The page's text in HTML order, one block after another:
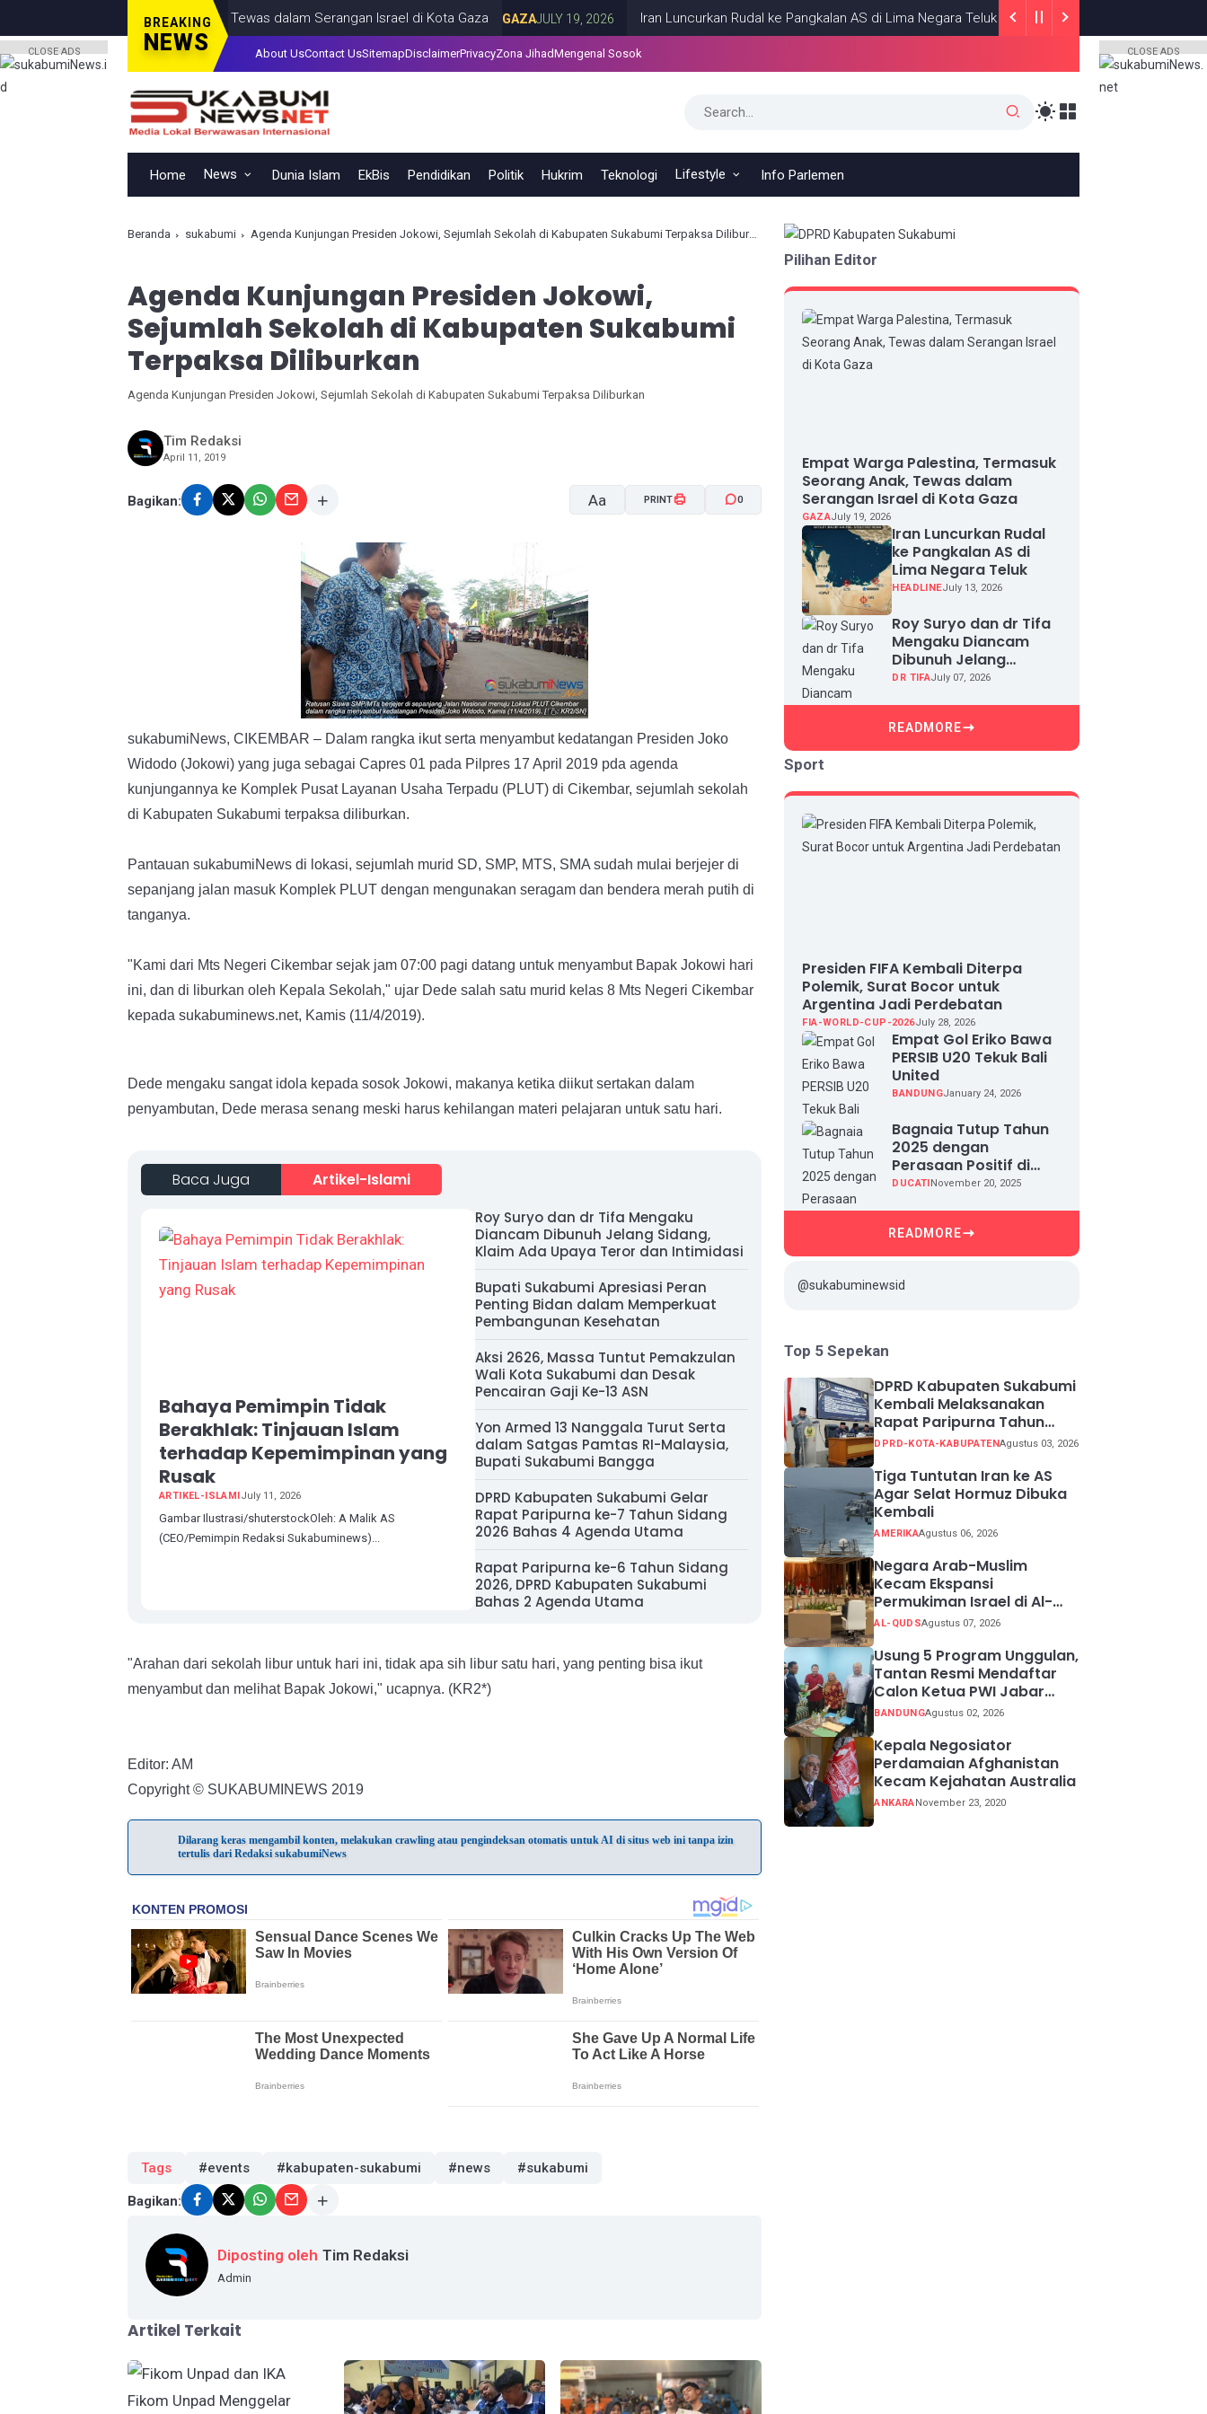
BREAKING
NEWS
Termasuk Seorang Anak, Tewas dalam Serangan Israel di Kota Gaza GAZA JULY 19, 2026 Iran Luncurkan Rudal ke Pangkalan AS di Lima Negara Teluk HEADLINE JULY 13, 2026
About UsContact UsSitemapDisclaimerPrivacyZona JihadMengenal Sosok
Home News Dunia Islam EkBis Pendidikan Politik Hukrim Teknologi Lifestyle Info Parlemen
Beranda sukabumi Agenda Kunjungan Presiden Jokowi, Sejumlah Sekolah di Kabupaten Sukabumi Terpaksa Diliburkan
Agenda Kunjungan Presiden Jokowi,
Sejumlah Sekolah di Kabupaten Sukabumi
Terpaksa Diliburkan
Agenda Kunjungan Presiden Jokowi, Sejumlah Sekolah di Kabupaten Sukabumi Terpaksa Diliburkan
Tim Redaksi
April 11, 2019
Bagikan: Aa PRINT 0
sukabumiNews, CIKEMBAR – Dalam rangka ikut serta menyambut kedatangan Presiden Joko
Widodo (Jokowi) yang juga sebagai Capres 01 pada Pilpres 17 April 2019 pda agenda
kunjungannya ke Komplek Pusat Layanan Usaha Terpadu (PLUT) di Cikembar, sejumlah sekolah
di Kabupaten Sukabumi terpaksa diliburkan.
Pantauan sukabumiNews di lokasi, sejumlah murid SD, SMP, MTS, SMA sudah mulai berjejer di
sepanjang jalan masuk Komplek PLUT dengan mengunakan seragam dan bendera merah putih di
tanganya.
"Kami dari Mts Negeri Cikembar sejak jam 07:00 pagi datang untuk menyambut Bapak Jokowi hari
ini, dan di liburkan oleh Kepala Sekolah," ujar Dede salah satu murid kelas 8 Mts Negeri Cikembar
kepada sukabuminews.net, Kamis (11/4/2019).
Dede mengaku sangat idola kepada sosok Jokowi, makanya ketika diikut sertakan dalam
penyambutan, Dede merasa senang meski harus kehilangan materi pelajaran untuk satu hari.
Baca Juga Artikel-Islami
Bahaya Pemimpin Tidak
Berakhlak: Tinjauan Islam
terhadap Kepemimpinan yang
Rusak
ARTIKEL-ISLAMIJuly 11, 2026
Gambar Ilustrasi/shuterstockOleh: A Malik AS
(CEO/Pemimpin Redaksi Sukabuminews)...
Roy Suryo dan dr Tifa Mengaku
Diancam Dibunuh Jelang Sidang,
Klaim Ada Upaya Teror dan Intimidasi
Bupati Sukabumi Apresiasi Peran
Penting Bidan dalam Memperkuat
Pembangunan Kesehatan
Aksi 2626, Massa Tuntut Pemakzulan
Wali Kota Sukabumi dan Desak
Pencairan Gaji Ke-13 ASN
Yon Armed 13 Nanggala Turut Serta
dalam Satgas Pamtas RI-Malaysia,
Bupati Sukabumi Bangga
DPRD Kabupaten Sukabumi Gelar
Rapat Paripurna ke-7 Tahun Sidang
2026 Bahas 4 Agenda Utama
Rapat Paripurna ke-6 Tahun Sidang
2026, DPRD Kabupaten Sukabumi
Bahas 2 Agenda Utama
"Arahan dari sekolah libur untuk hari ini, tidak apa sih libur satu hari, yang penting bisa ikut
menyambut dan melihat Bapak Jokowi," ucapnya. (KR2*)
Editor: AM
Copyright © SUKABUMINEWS 2019
Dilarang keras mengambil konten, melakukan crawling atau pengindeksan otomatis untuk AI di situs web ini tanpa izin
tertulis dari Redaksi sukabumiNews
Tags #events #kabupaten-sukabumi #news #sukabumi
Bagikan:
Diposting oleh Tim Redaksi
Admin
Artikel Terkait
Pilihan Editor
Empat Warga Palestina, Termasuk
Seorang Anak, Tewas dalam
Serangan Israel di Kota Gaza
GAZAJuly 19, 2026
Iran Luncurkan Rudal
ke Pangkalan AS di
Lima Negara Teluk
HEADLINEJuly 13, 2026
Roy Suryo dan dr Tifa
Mengaku Diancam
Dibunuh Jelang
Sidang, Klaim Ada
DR TIFAJuly 07, 2026
READMORE
Sport
Presiden FIFA Kembali Diterpa
Polemik, Surat Bocor untuk
Argentina Jadi Perdebatan
FIA-WORLD-CUP-2026July 28, 2026
Empat Gol Eriko Bawa
PERSIB U20 Tekuk Bali
United
BANDUNGJanuary 24, 2026
Bagnaia Tutup Tahun
2025 dengan
Perasaan Positif di
Valencia Test
DUCATINovember 20, 2025
READMORE
@sukabuminewsid
Top 5 Sepekan
DPRD Kabupaten Sukabumi
Kembali Melaksanakan
Rapat Paripurna Tahun
Sidang 2026
DPRD-KOTA-KABUPATENAgustus 03, 2026
Tiga Tuntutan Iran ke AS
Agar Selat Hormuz Dibuka
Kembali
AMERIKAAgustus 06, 2026
Negara Arab-Muslim
Kecam Ekspansi
Permukiman Israel di Al-
Quds Timur
AL-QUDSAgustus 07, 2026
Usung 5 Program Unggulan,
Tantan Resmi Mendaftar
Calon Ketua PWI Jabar
2026-2031
BANDUNGAgustus 02, 2026
Kepala Negosiator
Perdamaian Afghanistan
Kecam Kejahatan Australia
ANKARANovember 23, 2020
CLOSE ADS CLOSE ADS